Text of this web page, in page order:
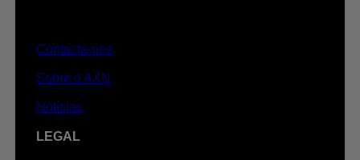
Contacta-nos
Sobre o AXN
Notícias
LEGAL